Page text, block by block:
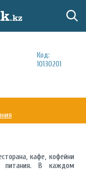
Код:
10130201
кафе, кофейни
питания. В каждом